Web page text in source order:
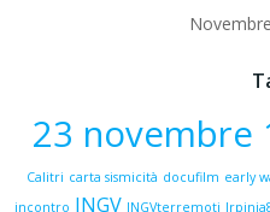
23 novembre
Calitri carta sismicità docufilm early
incontro INGV INGVterremoti